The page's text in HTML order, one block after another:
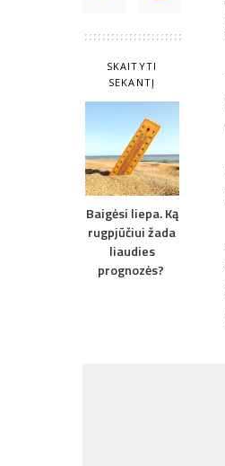
SKAITYTI
SEKANTĮ
Baigėsi liepa. Ką
rugpjūčiui žada
liaudies
prognozės?